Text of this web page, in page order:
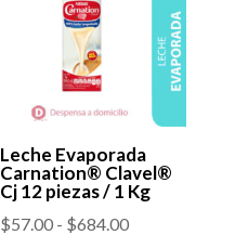
Leche Evaporada
Carnation® Clavel®
Cj 12 piezas / 1 Kg
$57.00 - $684.00Rango